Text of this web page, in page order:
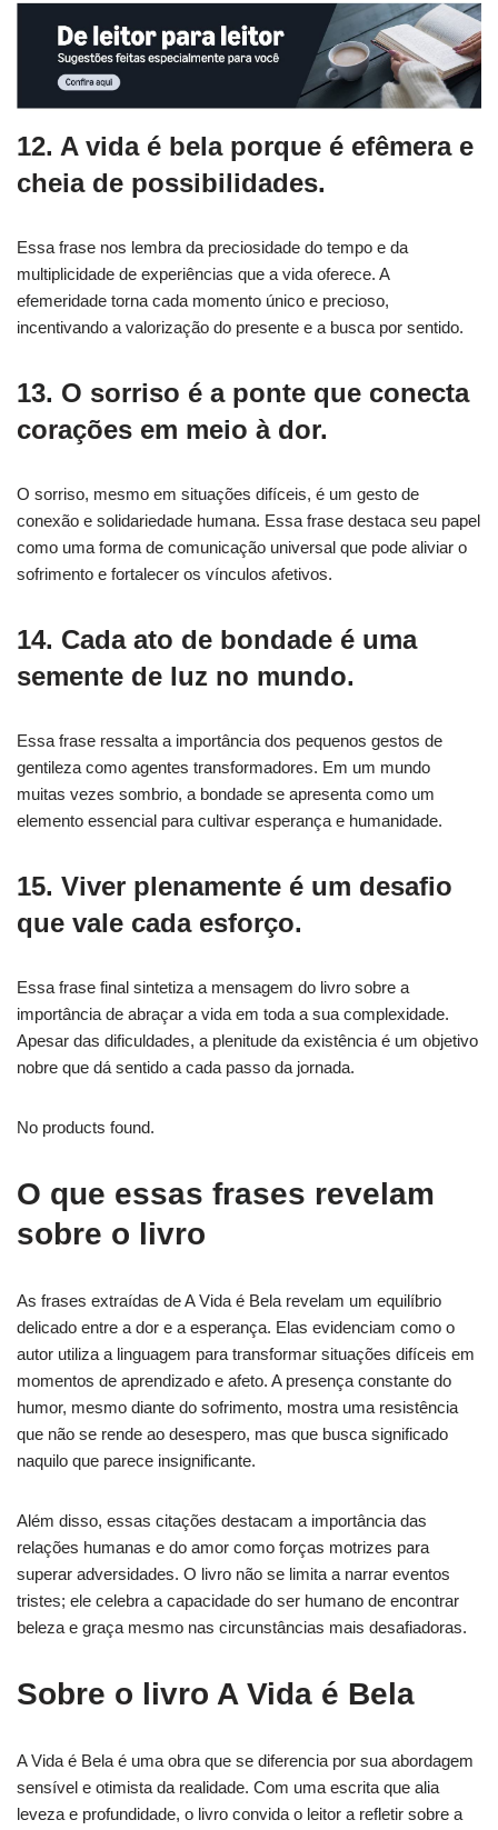
12. A vida é bela porque é efêmera e
cheia de possibilidades.
Essa frase nos lembra da preciosidade do tempo e da
multiplicidade de experiências que a vida oferece. A
efemeridade torna cada momento único e precioso,
incentivando a valorização do presente e a busca por sentido.
13. O sorriso é a ponte que conecta
corações em meio à dor.
O sorriso, mesmo em situações difíceis, é um gesto de
conexão e solidariedade humana. Essa frase destaca seu papel
como uma forma de comunicação universal que pode aliviar o
sofrimento e fortalecer os vínculos afetivos.
14. Cada ato de bondade é uma
semente de luz no mundo.
Essa frase ressalta a importância dos pequenos gestos de
gentileza como agentes transformadores. Em um mundo
muitas vezes sombrio, a bondade se apresenta como um
elemento essencial para cultivar esperança e humanidade.
15. Viver plenamente é um desafio
que vale cada esforço.
Essa frase final sintetiza a mensagem do livro sobre a
importância de abraçar a vida em toda a sua complexidade.
Apesar das dificuldades, a plenitude da existência é um objetivo
nobre que dá sentido a cada passo da jornada.
No products found.
O que essas frases revelam
sobre o livro
As frases extraídas de A Vida é Bela revelam um equilíbrio
delicado entre a dor e a esperança. Elas evidenciam como o
autor utiliza a linguagem para transformar situações difíceis em
momentos de aprendizado e afeto. A presença constante do
humor, mesmo diante do sofrimento, mostra uma resistência
que não se rende ao desespero, mas que busca significado
naquilo que parece insignificante.
Além disso, essas citações destacam a importância das
relações humanas e do amor como forças motrizes para
superar adversidades. O livro não se limita a narrar eventos
tristes; ele celebra a capacidade do ser humano de encontrar
beleza e graça mesmo nas circunstâncias mais desafiadoras.
Sobre o livro A Vida é Bela
A Vida é Bela é uma obra que se diferencia por sua abordagem
sensível e otimista da realidade. Com uma escrita que alia
leveza e profundidade, o livro convida o leitor a refletir sobre a